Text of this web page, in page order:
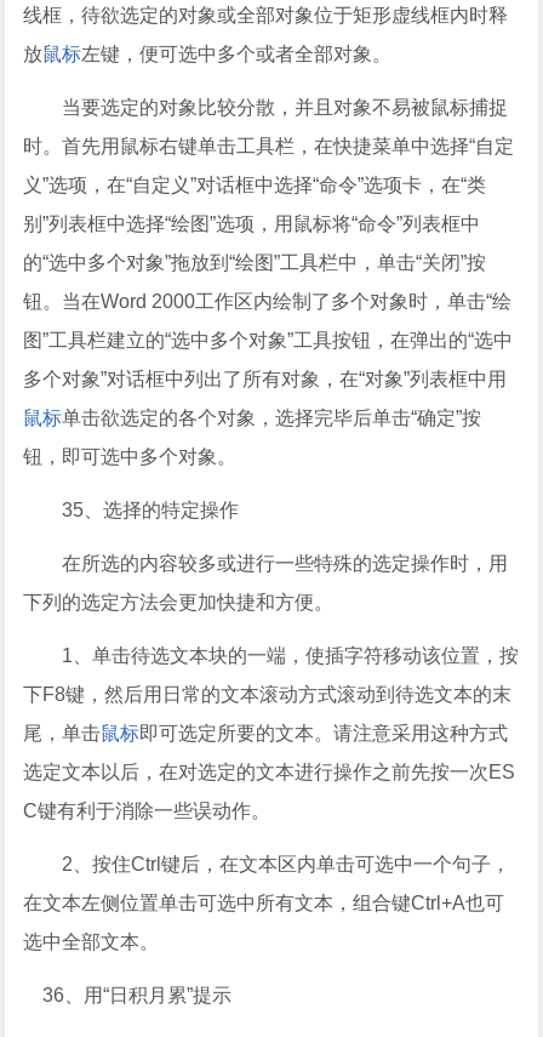
线框，待欲选定的对象或全部对象位于矩形虚线框内时释
放鼠标左键，便可选中多个或者全部对象。
当要选定的对象比较分散，并且对象不易被鼠标捕捉
时。首先用鼠标右键单击工具栏，在快捷菜单中选择“自定
义”选项，在“自定义”对话框中选择“命令”选项卡，在“类
别”列表框中选择“绘图”选项，用鼠标将“命令”列表框中
的“选中多个对象”拖放到“绘图”工具栏中，单击“关闭”按
钮。当在Word 2000工作区内绘制了多个对象时，单击“绘
图”工具栏建立的“选中多个对象”工具按钮，在弹出的“选中
多个对象”对话框中列出了所有对象，在“对象”列表框中用
鼠标单击欲选定的各个对象，选择完毕后单击“确定”按
钮，即可选中多个对象。
35、选择的特定操作
在所选的内容较多或进行一些特殊的选定操作时，用
下列的选定方法会更加快捷和方便。
1、单击待选文本块的一端，使插字符移动该位置，按
下F8键，然后用日常的文本滚动方式滚动到待选文本的末
尾，单击鼠标即可选定所要的文本。请注意采用这种方式
选定文本以后，在对选定的文本进行操作之前先按一次ES
C键有利于消除一些误动作。
2、按住Ctrl键后，在文本区内单击可选中一个句子，
在文本左侧位置单击可选中所有文本，组合键Ctrl+A也可
选中全部文本。
36、用“日积月累”提示